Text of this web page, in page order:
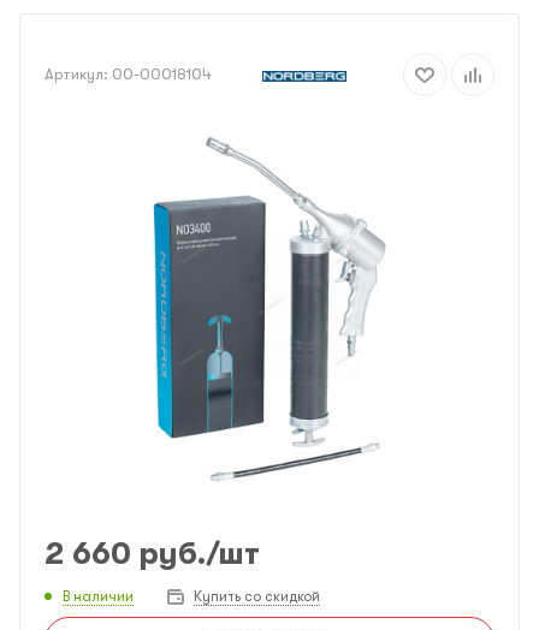
Артикул: 00-00018104
2 660 руб./шт
В наличии Купить со скидкой